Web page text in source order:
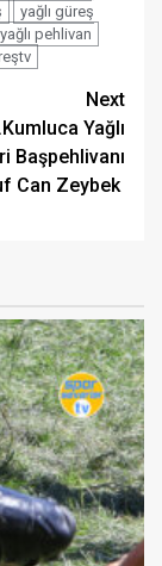
yağlı güreş
yağlı pehlivan
Next
Yağlı
Başpehlivanı
Can Zeybek